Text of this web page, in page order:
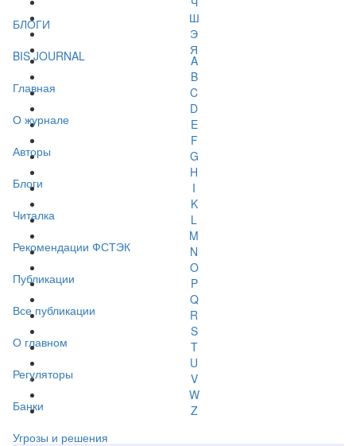
БЛОГИ
BIS JOURNAL
Главная
О журнале
Авторы
Блоги
Читалка
Рекомендации ФСТЭК
Публикации
Все публикации
О главном
Регуляторы
Банки
Угрозы и решения
Ш
Э
Я
A
B
C
D
E
F
G
H
I
K
L
M
N
O
P
Q
R
S
T
U
V
W
Z